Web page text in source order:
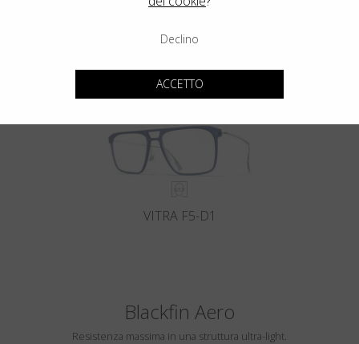
VITRA F5-D1
Blackfin Aero
Resistenza massima in una struttura ultra-light.
Declino
ACCETTO